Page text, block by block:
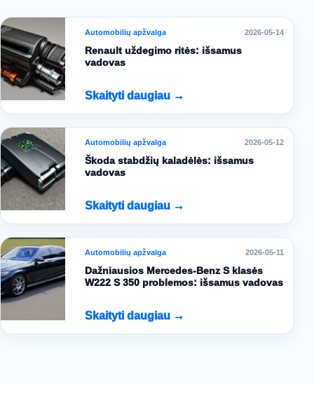
Automobilių apžvalga 2026-05-14
Renault uždegimo ritės: išsamus
vadovas
Skaityti daugiau →
Automobilių apžvalga 2026-05-12
Škoda stabdžių kaladėlės: išsamus
vadovas
Skaityti daugiau →
Automobilių apžvalga 2026-05-11
Dažniausios Mercedes-Benz S klasės
W222 S 350 problemos: išsamus vadovas
Skaityti daugiau →